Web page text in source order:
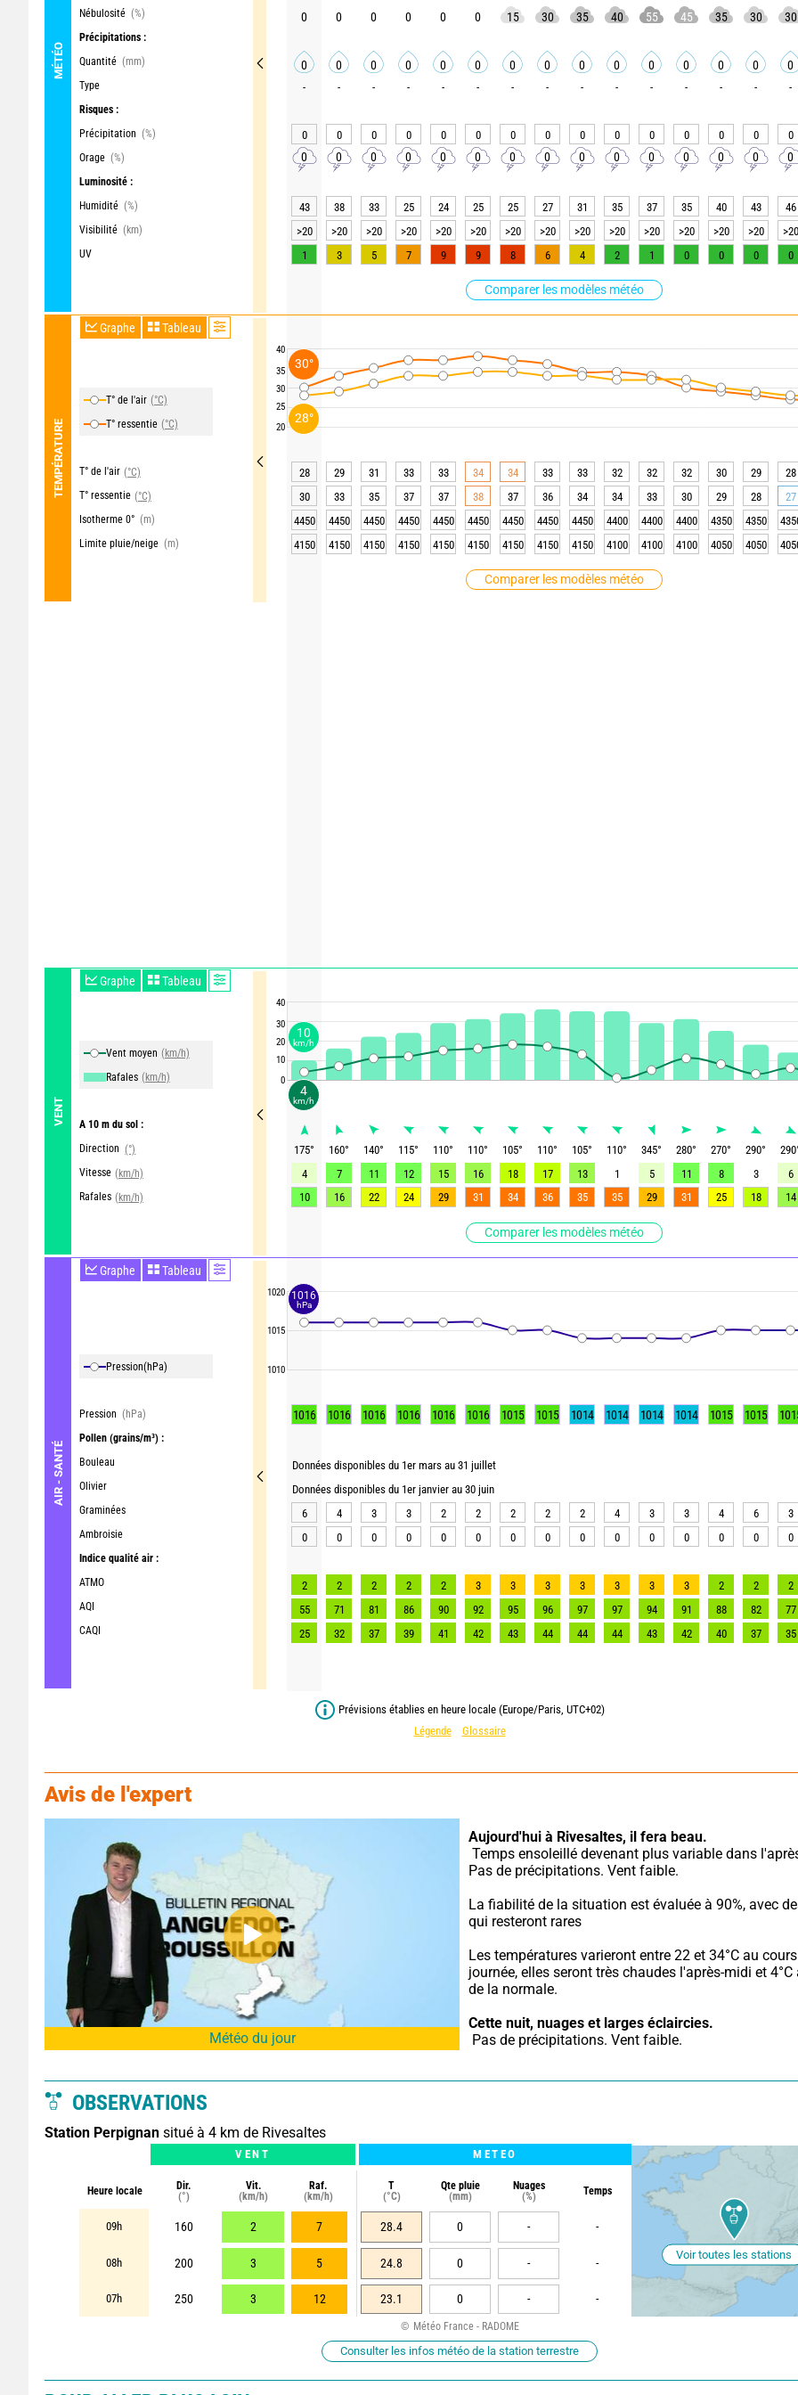
MÉTÉO
Nébulosité (%)
Précipitations :
Quantité (mm)
Type
Risques :
Précipitation (%)
Orage (%)
Luminosité :
Humidité (%)
Visibilité (km)
UV
Comparer les modèles météo
TEMPÉRATURE
Graphe Tableau
T° de l'air (°C)
T° ressentie (°C)
T° de l'air (°C)
T° ressentie (°C)
Isotherme 0° (m)
Limite pluie/neige (m)
Comparer les modèles météo
VENT
Graphe Tableau
Vent moyen (km/h)
Rafales (km/h)
A 10 m du sol :
Direction (°)
Vitesse (km/h)
Rafales (km/h)
Comparer les modèles météo
AIR - SANTÉ
Graphe Tableau
Pression(hPa)
Pression (hPa)
Pollen (grains/m³) :
Bouleau
Olivier
Graminées
Ambroisie
Indice qualité air :
ATMO
AQI
CAQI
40
35
30
25
20
40
30
20
10
0
1020
1015
1010
0 0 0 0 0 0 15 30 35 40 55 45 35 30 30
0 0 0 0 0 0 0 0 0 0 0 0 0 0 0
- - - - - - - - - - - - - - -
0 0 0 0 0 0 0 0 0 0 0 0 0 0 0
0 0 0 0 0 0 0 0 0 0 0 0 0 0 0
43 38 33 25 24 25 25 27 31 35 37 35 40 43 46
>20
>20 >20 >20 >20 >20 >20 >20 >20 >20 >20 >20 >20 >20 >20
1
3 5 7 9 9 8 6 4 2 1 0 0 0 0
28 29 31 33 33 34 34 33 33 32 32 32 30 29 28
30
33 35 37 37 38 37 36 34 34 33 30 29 28 27
4450
4450 4450 4450 4450 4450 4450 4450 4450 4400 4400 4400 4350 4350
4150
4150 4150 4150 4150 4150 4150 4150 4150 4100 4100 4100 4050 4050
175° 160° 140° 115° 110° 110° 105° 110° 105° 110° 345° 280° 270° 290° 290
4
7 11 12 15 16 18 17 13 1 5 11 8 3 6
10
16 22 24 29 31 34 36 35 35 29 31 25 18 14
1016 1016 1016 1016 1016 1016 1015 1015 1014 1014 1014 1014 1015 1015
Données disponibles du 1er mars au 31 juillet
Données disponibles du 1er janvier au 30 juin
6
4 3 3 2 2 2 2 2 4 3 3 4 6 3
0
0 0 0 0 0 0 0 0 0 0 0 0 0 0
2 2 2 2 2 3 3 3 3 3 3 3 2 2 2
55
71 81 86 90 92 95 96 97 97 94 91 88 82 77
25
32 37 39 41 42 43 44 44 44 43 42 40 37 35
Prévisions établies en heure locale (Europe/Paris, UTC+02)
Légende
Glossaire
Avis de l'expert
Météo du jour
Aujourd'hui à Rivesaltes, il fera beau.
Pas de précipitations. Vent faible.
La fiabilité de la situation est évaluée à 90%, avec
qui resteront rares
Les températures varieront entre 22 et 34°C au
journée, elles seront très chaudes l'après-midi et 4°C
de la normale.
Cette nuit, nuages et larges éclaircies.
Pas de précipitations. Vent faible.
OBSERVATIONS
Station Perpignan situé à 4 km de Rivesaltes
VENT METEO
Heure locale
Dir.
(°)
Vit.
(km/h)
Raf.
(km/h)
T
(°C)
Qte pluie
(mm)
Nuages
(%)
Temps
09h 160 2 7 28.4 0 - -
08h 200 3 5 24.8 0 - -
07h 250 3 12 23.1 0 - -
Voir toutes les stations
Météo France - RADOME
Consulter les infos météo de la station terrestre
4
km/h
10
km/h
28°
30°
1016
hPa